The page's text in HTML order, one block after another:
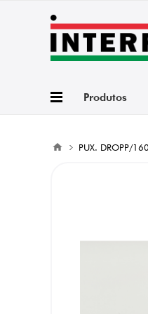
Produtos
PUX. DROPP/